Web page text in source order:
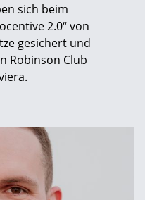
sich beim
2.0“ von
gesichert und
Robinson Club